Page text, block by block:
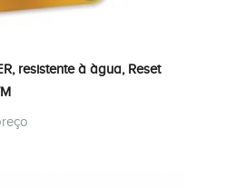
resistente à àgua, Reset